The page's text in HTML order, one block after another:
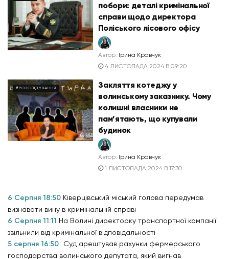
побори: деталі кримінальної
справи щодо директора
Поліського лісового офісу
Автор: Ірина Кравчук
4 ЛИСТОПАДА 2024 В 09:20
#РОЗСЛІДУВАННЯ
Закляття котеджу у
волинському заказнику. Чому
колишні власники не
пам’ятають, що купували
будинок
Автор: Ірина Кравчук
1 ЛИСТОПАДА 2024 В 17:30
6 Серпня 18:50 Ківерцівський міський голова передумав
визнавати вину в кримінальній справі
6 Серпня 11:11 На Волині директорку транспортної компанії
звільнили від кримінальної відповідальності
5 серпня 16:50
Суд арештував рахунки фермерського
господарства волинського депутата, який вигнав